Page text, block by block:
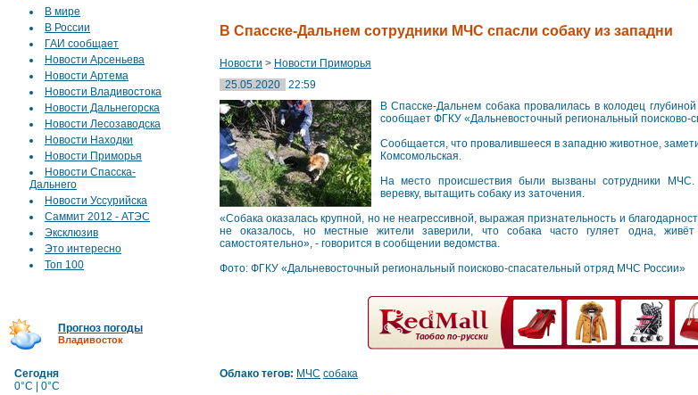
В мире
В России
ГАИ сообщает
Новости Арсеньева
Новости Артема
Новости Владивостока
Новости Дальнегорска
Новости Лесозаводска
Новости Находки
Новости Приморья
Новости Спасска-
Дальнего
Новости Уссурийска
Саммит 2012 - АТЭС
Эксклюзив
Это интересно
Топ 100
Прогноз погоды
Владивосток
Сегодня
0°C | 0°C
В Спасске-Дальнем сотрудники МЧС спасли собаку из западни
Новости > Новости Приморья
25.05.2020
22:59
В Спасске-Дальнем собака провалилась в колодец
сообщает ФГКУ «Дальневосточный региональный
Сообщается, что провалившееся в западню животное,
Комсомольская.
На место происшествия были вызваны сотрудники
веревку, вытащить собаку из заточения.
«Собака оказалась крупной, но не неагрессивной, выражая признательность и
не оказалось, но местные жители заверили, что собака часто гуляет одна,
самостоятельно», - говорится в сообщении ведомства.
Фото: ФГКУ «Дальневосточный региональный поисково-спасательный отряд МЧС России»
Облако тегов: МЧС собака